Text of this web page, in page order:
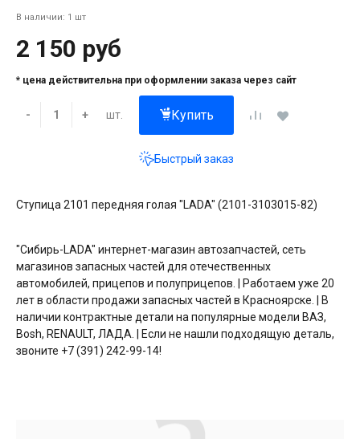
В наличии: 1 шт
2 150 руб
* цена действительна при оформлении заказа через сайт
- + шт. Купить
Быстрый заказ
Ступица 2101 передняя голая "LADA" (2101-3103015-82)
"Сибирь-LADA" интернет-магазин автозапчастей, сеть
магазинов запасных частей для отечественных
автомобилей, прицепов и полуприцепов. | Работаем уже 20
лет в области продажи запасных частей в Красноярске. | В
наличии контрактные детали на популярные модели ВАЗ,
Bosh, RENAULT, ЛАДА. | Если не нашли подходящую деталь,
звоните +7 (391) 242-99-14!